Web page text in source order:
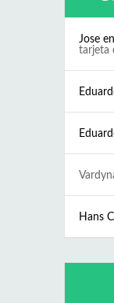
Jose en
tarjeta
Hans